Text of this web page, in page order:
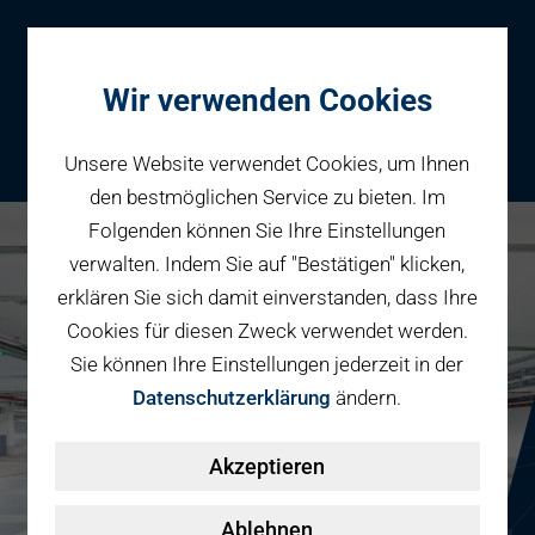
Parken
Reservieren
Fahrradparken
Geschäftspartner
Parkraumbewirtschaftung
Smart Mobility Hubs
Services
Karriere bei PBW
Wir verwenden Cookies
Unsere Website verwendet Cookies, um Ihnen
den bestmöglichen Service zu bieten. Im
Folgenden können Sie Ihre Einstellungen
verwalten. Indem Sie auf "Bestätigen" klicken,
erklären Sie sich damit einverstanden, dass Ihre
Cookies für diesen Zweck verwendet werden.
Sie können Ihre Einstellungen jederzeit in der
Datenschutzerklärung ändern.
Akzeptieren
Ablehnen